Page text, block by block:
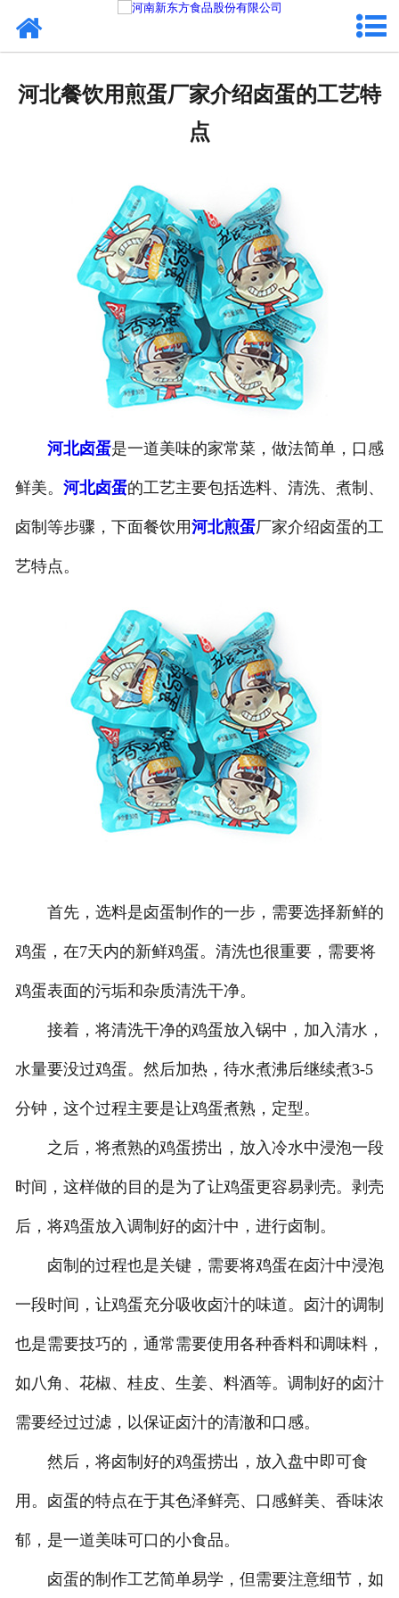
关于新东方
加入新东方
联系我们
河北餐饮用煎蛋厂家介绍卤蛋的工艺特
点
河北卤蛋是一道美味的家常菜，做法简单，口感
鲜美。 河北卤蛋的工艺主要包括选料、清洗、煮制、
卤制等步骤，下面餐饮用河北煎蛋厂家介绍卤蛋的工
艺特点。
首先，选料是卤蛋制作的一步，需要选择新鲜的
鸡蛋，在7天内的新鲜鸡蛋。清洗也很重要，需要将
鸡蛋表面的污垢和杂质清洗干净。
接着，将清洗干净的鸡蛋放入锅中，加入清水，
水量要没过鸡蛋。然后加热，待水煮沸后继续煮3-5
分钟，这个过程主要是让鸡蛋煮熟，定型。
之后，将煮熟的鸡蛋捞出，放入冷水中浸泡一段
时间，这样做的目的是为了让鸡蛋更容易剥壳。剥壳
后，将鸡蛋放入调制好的卤汁中，进行卤制。
卤制的过程也是关键，需要将鸡蛋在卤汁中浸泡
一段时间，让鸡蛋充分吸收卤汁的味道。卤汁的调制
也是需要技巧的，通常需要使用各种香料和调味料，
如八角、花椒、桂皮、生姜、料酒等。调制好的卤汁
需要经过过滤，以保证卤汁的清澈和口感。
然后，将卤制好的鸡蛋捞出，放入盘中即可食
用。卤蛋的特点在于其色泽鲜亮、口感鲜美、香味浓
郁，是一道美味可口的小食品。
卤蛋的制作工艺简单易学，但需要注意细节，如